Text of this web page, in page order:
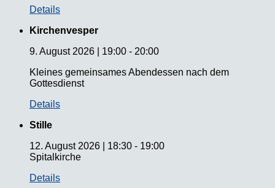
Details
Kirchenvesper
9. August 2026
19:00 - 20:00
Kleines gemeinsames Abendessen nach dem
Gottesdienst
Details
Stille
12. August 2026
18:30 - 19:00
Spitalkirche
Details